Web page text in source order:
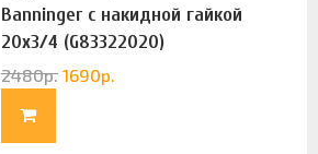
Banninger с накидной гайкой
20х3/4 (G83322020)
2480р. 1690р.